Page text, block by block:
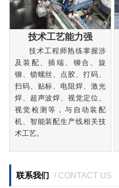
技术工艺能力强
技术工程师熟练掌握涉
及装配、插端、铆合、旋
铆、锁螺丝、点胶、打码、
扫码、贴标、电阻焊、激光
焊、超声波焊、视觉定位、
视觉检测等，与自动装配
机、智能装配生产线相关技
术工艺。
联系我们 / CONTACT US